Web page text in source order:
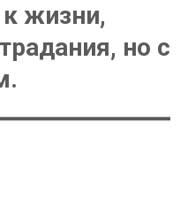
жизни,
но с